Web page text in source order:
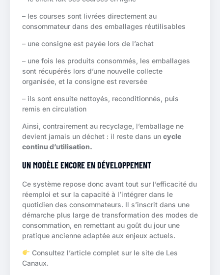
– les courses sont livrées directement au
consommateur dans des emballages réutilisables
– une consigne est payée lors de l’achat
– une fois les produits consommés, les emballages
sont récupérés lors d’une nouvelle collecte
organisée, et la consigne est reversée
– ils sont ensuite nettoyés, reconditionnés, puis
remis en circulation
Ainsi, contrairement au recyclage, l’emballage ne
devient jamais un déchet : il reste dans un cycle
continu d’utilisation.
UN MODÈLE ENCORE EN DÉVELOPPEMENT
Ce système repose donc avant tout sur l’efficacité du
réemploi et sur la capacité à l’intégrer dans le
quotidien des consommateurs. Il s’inscrit dans une
démarche plus large de transformation des modes de
consommation, en remettant au goût du jour une
pratique ancienne adaptée aux enjeux actuels.
Consultez l’article complet sur le site de Les
Canaux.